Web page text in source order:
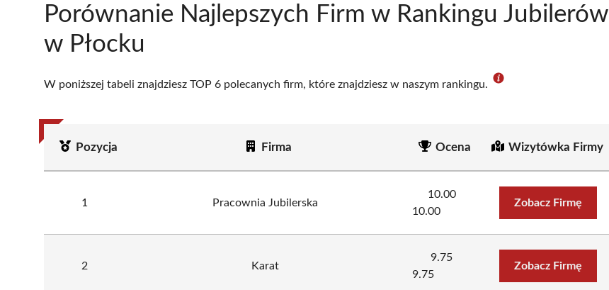
Porównanie Najlepszych Firm w Rankingu Jubilerów
w Płocku
W poniższej tabeli znajdziesz TOP 6 polecanych firm, które znajdziesz w naszym rankingu.
Pozycja Firma Ocena Wizytówka Firmy
1 Pracownia Jubilerska
10.00
10.00
Zobacz Firmę
2 Karat
9.75
9.75
Zobacz Firmę